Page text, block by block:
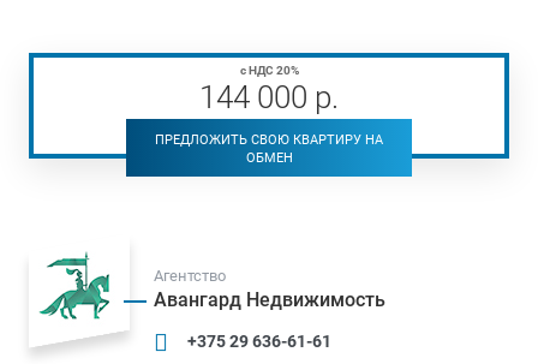
с НДС 20%
144 000 р.
ПРЕДЛОЖИТЬ СВОЮ КВАРТИРУ НА
ОБМЕН
Агентство
Авангард Недвижимость
+375 29 636-61-61